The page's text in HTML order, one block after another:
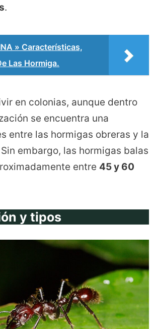
.
» Características,
Las Hormiga.
en colonias, aunque dentro
se encuentra una
entre las hormigas obreras y la
embargo, las hormigas balas
entre 45 y 60
y tipos